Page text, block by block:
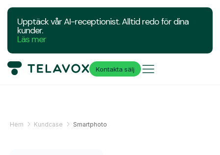
Upptäck vår AI-receptionist. Alltid redo för dina
kunder.
Läs mer
Kontakta sälj
Hem Kundcase Smartphoto